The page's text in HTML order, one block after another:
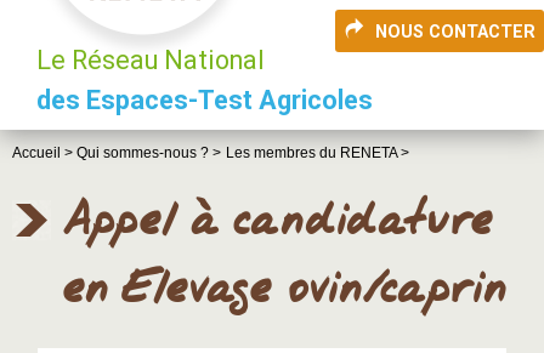
NOUS CONTACTER
Le Réseau National
des Espaces-Test Agricoles
Accueil > Qui sommes-nous ? > Les membres du RENETA >
Appel à candidature
en Elevage ovin/caprin